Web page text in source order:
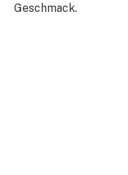
Geschmack.